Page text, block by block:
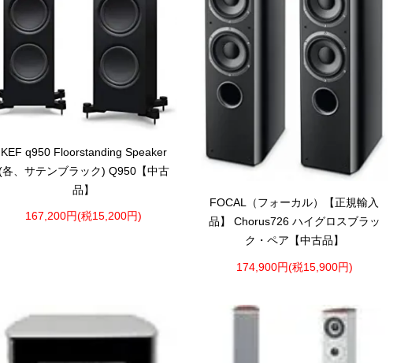
KEF q950 Floorstanding Speaker
各、サテンブラック) Q950【中古
品】
167,200円(税15,200円)
FOCAL（フォーカル）【正規輸入
品】 Chorus726 ハイグロスブラッ
ク・ペア【中古品】
174,900円(税15,900円)